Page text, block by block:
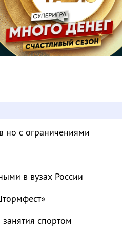
но с ограничениями
в вузах России
спортом